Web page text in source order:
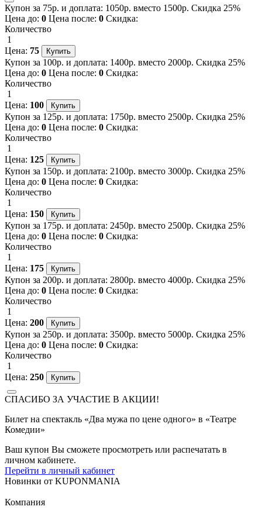
Купон за 75р. и доплата: 1050р. вместо 1500р. Скидка 25%
Цена до: 0 Цена после: 0 Скидка:
Количество
1
Цена: 75
Купон за 100р. и доплата: 1400р. вместо 2000р. Скидка 25%
Цена до: 0 Цена после: 0 Скидка:
Количество
1
Цена: 100
Купон за 125р. и доплата: 1750р. вместо 2500р. Скидка 25%
Цена до: 0 Цена после: 0 Скидка:
Количество
1
Цена: 125
Купон за 150р. и доплата: 2100р. вместо 3000р. Скидка 25%
Цена до: 0 Цена после: 0 Скидка:
Количество
1
Цена: 150
Купон за 175р. и доплата: 2450р. вместо 2500р. Скидка 25%
Цена до: 0 Цена после: 0 Скидка:
Количество
1
Цена: 175
Купон за 200р. и доплата: 2800р. вместо 4000р. Скидка 25%
Цена до: 0 Цена после: 0 Скидка:
Количество
1
Цена: 200
Купон за 250р. и доплата: 3500р. вместо 5000р. Скидка 25%
Цена до: 0 Цена после: 0 Скидка:
Количество
1
Цена: 250
СПАСИБО ЗА УЧАСТИЕ В АКЦИИ!
Билет на спектакль «Два мужа по цене одного» в «Театре
Комедии»
Ваш купон Вы сможете просмотреть или распечатать в
личном кабинете.
Перейти в личный кабинет
Новинки от KUPONMANIA
Компания